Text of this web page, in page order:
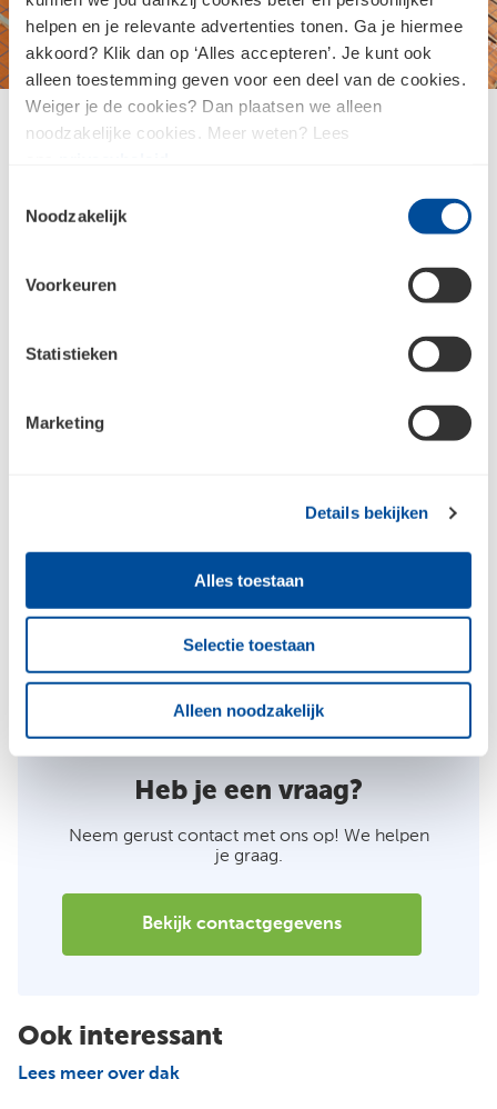
helpen en je relevante advertenties tonen. Ga je hiermee
akkoord? Klik dan op ‘Alles accepteren’. Je kunt ook
alleen toestemming geven voor een deel van de cookies.
Weiger je de cookies? Dan plaatsen we alleen
noodzakelijke cookies. Meer weten? Lees
Noodzakelijk
Voorkeuren
Statistieken
Marketing
Details bekijken
Alles toestaan
Selectie toestaan
Alleen noodzakelijk
Duurzame dakopbouw
SlimFix RenoMulti is geschikt als na-isolatie op een
dragend dakbeschot.
Prestaties
: de platen zijn veilig beloopbaar, hebben
leverbaar in projectspecifieke lengtes tot 7500 mm.
mogelijk, waarbij de sponning koudebruggen
voor de integratie van een nestkast in de fabriek of
Heb je een vraag?
Neem gerust contact met ons op! We helpen
je graag.
Bekijk contactgegevens
Ook interessant
Lees meer over dak